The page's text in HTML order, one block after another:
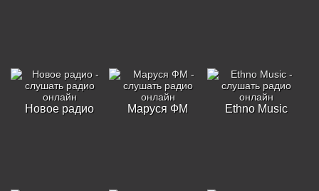
Новое радио Маруся ФМ Ethno Music